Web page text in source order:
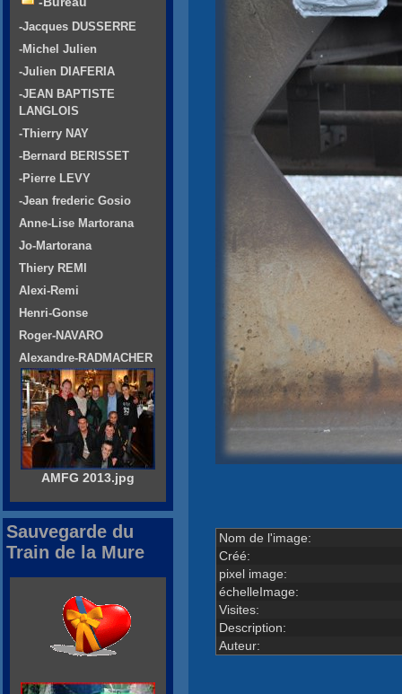
Nom de l'image:
Créé:
pixel image:
échelleImage:
Visites:
Description:
Auteur:
-Jacques DUSSERRE
-Michel Julien
-Julien DIAFERIA
-JEAN BAPTISTE
LANGLOIS
-Thierry NAY
-Bernard BERISSET
-Pierre LEVY
-Jean frederic Gosio
Anne-Lise Martorana
Jo-Martorana
Thiery REMI
Alexi-Remi
Henri-Gonse
Roger-NAVARO
Alexandre-RADMACHER
AMFG 2013.jpg
Sauvegarde du
Train de la Mure